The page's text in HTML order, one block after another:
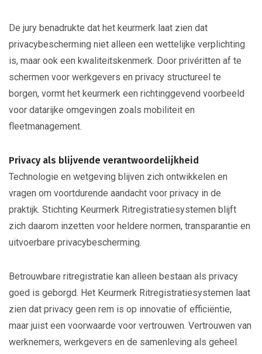
De jury benadrukte dat het keurmerk laat zien dat
privacybescherming niet alleen een wettelijke verplichting
is, maar ook een kwaliteitskenmerk. Door privéritten af te
schermen voor werkgevers en privacy structureel te
borgen, vormt het keurmerk een richtinggevend voorbeeld
voor datarijke omgevingen zoals mobiliteit en
fleetmanagement.
Privacy als blijvende verantwoordelijkheid
Technologie en wetgeving blijven zich ontwikkelen en
vragen om voortdurende aandacht voor privacy in de
praktijk. Stichting Keurmerk Ritregistratiesystemen blijft
zich daarom inzetten voor heldere normen, transparantie en
uitvoerbare privacybescherming.
Betrouwbare ritregistratie kan alleen bestaan als privacy
goed is geborgd. Het Keurmerk Ritregistratiesystemen laat
zien dat privacy geen rem is op innovatie of efficiëntie,
maar juist een voorwaarde voor vertrouwen. Vertrouwen van
werknemers, werkgevers en de samenleving als geheel.